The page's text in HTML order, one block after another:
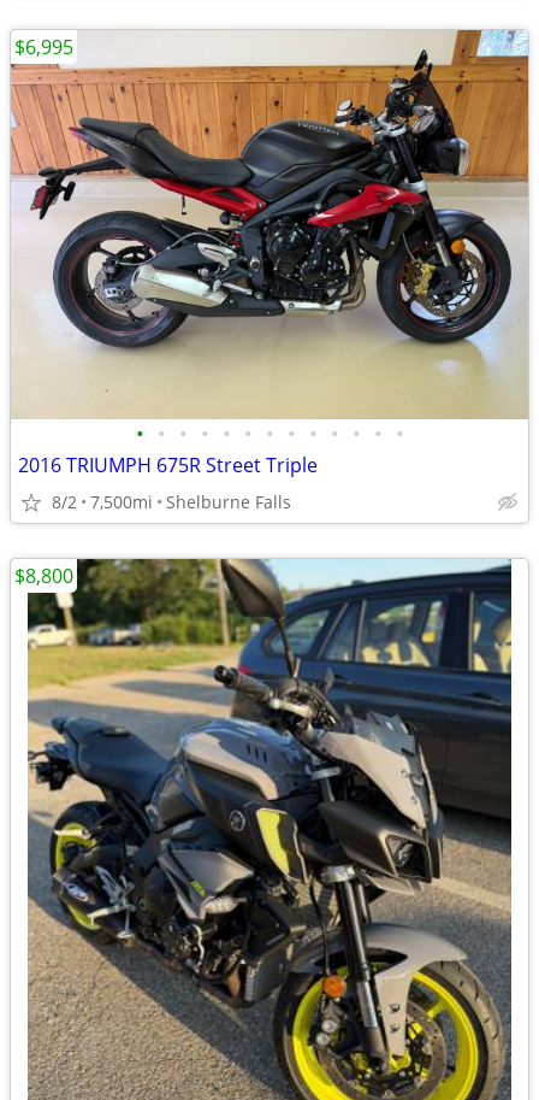
• • • • • • • • • • • • •
2016 TRIUMPH 675R Street Triple
8/2 7,500mi Shelburne Falls
$6,995
$8,800